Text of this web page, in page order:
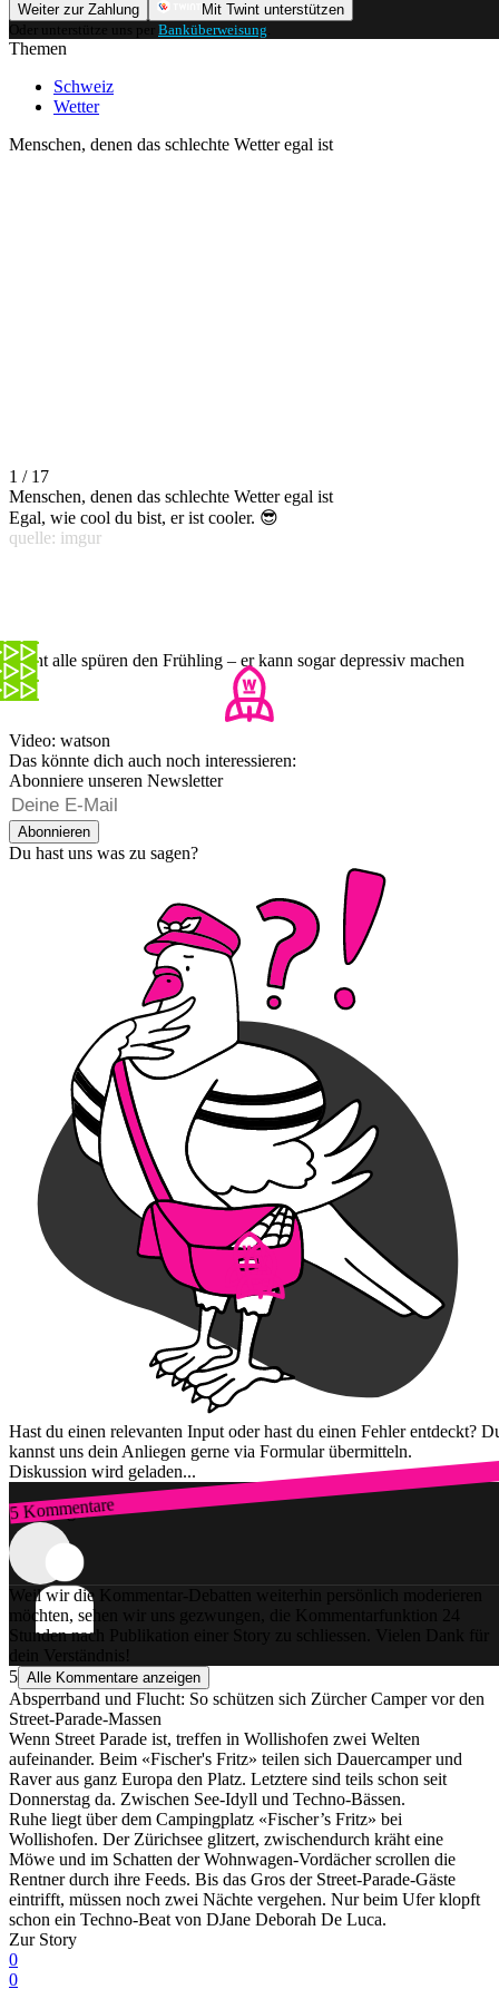
Weiter zur Zahlung
Mit Twint unterstützen
Oder unterstütze uns per Banküberweisung
Themen
Schweiz
Wetter
Menschen, denen das schlechte Wetter egal ist
1 / 17
Menschen, denen das schlechte Wetter egal ist
Egal, wie cool du bist, er ist cooler. 😎
quelle: imgur
Nicht alle spüren den Frühling – er kann sogar depressiv machen
Video: watson
Das könnte dich auch noch interessieren:
Abonniere unseren Newsletter
Abonnieren
Du hast uns was zu sagen?
Hast du einen relevanten Input oder hast du einen Fehler entdeckt?
kannst uns dein Anliegen gerne via Formular übermitteln.
Diskussion wird geladen...
5 Kommentare
Zum Login
Weil wir die Kommentar-Debatten weiterhin persönlich moderieren
möchten, sehen wir uns gezwungen, die Kommentarfunktion 24
Stunden nach Publikation einer Story zu schliessen. Vielen Dank für
dein Verständnis!
5 Alle Kommentare anzeigen
Absperrband und Flucht: So schützen sich Zürcher Camper vor den
Street-Parade-Massen
Wenn Street Parade ist, treffen in Wollishofen zwei Welten
aufeinander. Beim «Fischer's Fritz» teilen sich Dauercamper und
Raver aus ganz Europa den Platz. Letztere sind teils schon seit
Donnerstag da. Zwischen See-Idyll und Techno-Bässen.
Ruhe liegt über dem Campingplatz «Fischer’s Fritz» bei
Wollishofen. Der Zürichsee glitzert, zwischendurch kräht eine
Möwe und im Schatten der Wohnwagen-Vordächer scrollen die
Rentner durch ihre Feeds. Bis das Gros der Street-Parade-Gäste
eintrifft, müssen noch zwei Nächte vergehen. Nur beim Ufer klopft
schon ein Techno-Beat von DJane Deborah De Luca.
Zur Story
0
0